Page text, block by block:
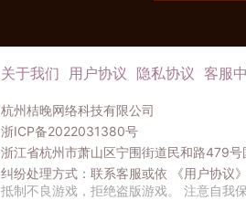
关于我们 用户协议 隐私协议 客服
杭州桔晚网络科技有限公司
浙ICP备2022031380号
浙江省杭州市萧山区宁围街道民和路479
纠纷处理方式：联系客服或依
《用户协议
抵制不良游戏，拒绝盗版游戏。 注意自我